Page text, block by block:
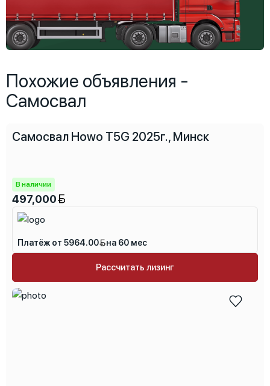
Похожие объявления -
Самосвал
Самосвал Howo T5G 2025г., Минск
В наличии
497,000
Платёж от 5964.00 на 60 мес
Рассчитать лизинг